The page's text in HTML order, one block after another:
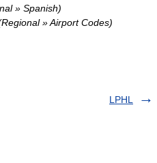
» Spanish)
» Airport Codes)
LPHL